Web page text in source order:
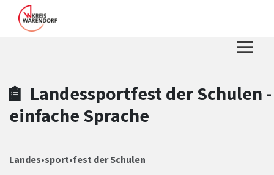
Zum Header
Zum Hauptinhalt
Zum Footer
Zum Hauptinhalt springen
Landessportfest der Schulen -
einfache Sprache
Landes•sport•fest der Schulen